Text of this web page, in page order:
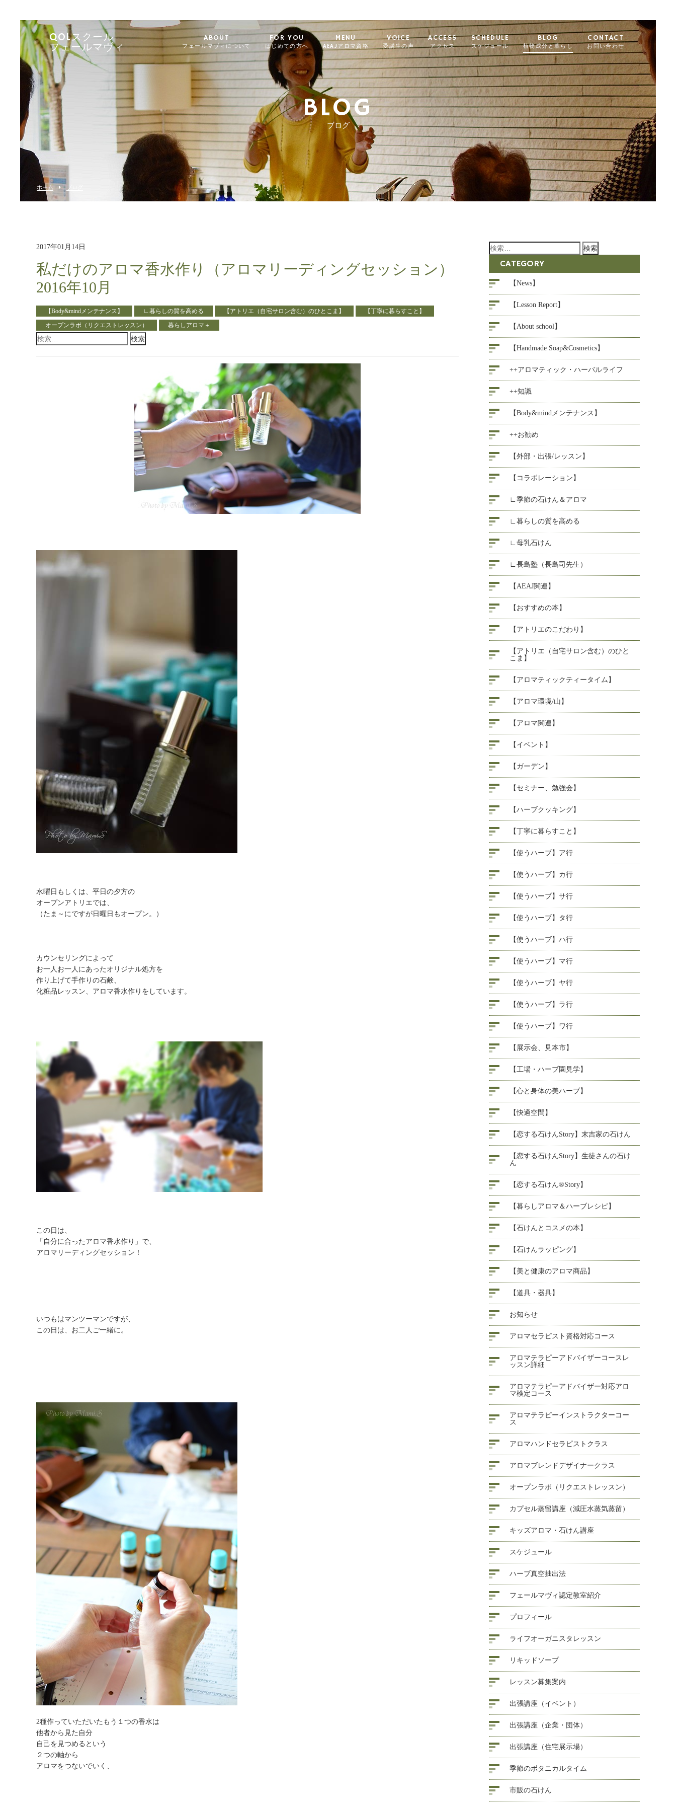
QOLスクール
フェールマヴィ
ABOUT
フェールマヴィについて
FOR YOU
はじめての方へ
MENU
AEAJアロマ資格
VOICE
受講生の声
ACCESS
アクセス
SCHEDULE
スケジュール
BLOG
植物成分と暮らし
CONTACT
お問い合わせ
BLOG
ブログ
ホーム ブログ
2017年01月14日
私だけのアロマ香水作り（アロマリーディングセッション）
2016年10月
【Body&mindメンテナンス】 ∟暮らしの質を高める 【アトリエ（自宅サロン含む）のひとこま】
【丁寧に暮らすこと】
オープンラボ（リクエストレッスン）
暮らしアロマ＋
検
水曜日もしくは、平日の夕方の
オープンアトリエでは、
（たま～にですが日曜日もオープン。）
カウンセリングによって
お一人お一人にあったオリジナル処方を
作り上げて手作りの石鹸、
化粧品レッスン、アロマ香水作りをしています。
この日は、
「自分に合ったアロマ香水作り」で、
アロマリーディングセッション！
いつもはマンツーマンですが、
この日は、お二人ご一緒に。
2種作っていただいたもう１つの香水は
他者から見た自分
自己を見つめるという
２つの軸から
アロマをつないでいく、
検
CATEGORY
【News】
【Lesson Report】
【About school】
【Handmade Soap&Cosmetics】
++アロマティック・ハーバルライフ
++知識
【Body&mindメンテナンス】
++お勧め
【外部・出張/レッスン】
【コラボレーション】
∟季節の石けん＆アロマ
∟暮らしの質を高める
∟母乳石けん
∟長島塾（長島司先生）
【AEAJ関連】
【おすすめの本】
【アトリエのこだわり】
【アトリエ（自宅サロン含む）のひと
こま】
【アロマティックティータイム】
【アロマ環境/山】
【アロマ関連】
【イベント】
【ガーデン】
【セミナー、勉強会】
【ハーブクッキング】
【丁寧に暮らすこと】
【使うハーブ】ア行
【使うハーブ】カ行
【使うハーブ】サ行
【使うハーブ】タ行
【使うハーブ】ハ行
【使うハーブ】マ行
【使うハーブ】ヤ行
【使うハーブ】ラ行
【使うハーブ】ワ行
【展示会、見本市】
【工場・ハーブ園見学】
【心と身体の美ハーブ】
【快適空間】
【恋する石けんStory】末吉家の石けん
【恋する石けんStory】生徒さんの石け
ん
【恋する石けん®Story】
【暮らしアロマ＆ハーブレシピ】
【石けんとコスメの本】
【石けんラッピング】
【美と健康のアロマ商品】
【道具・器具】
お知らせ
アロマセラピスト資格対応コース
アロマテラピーアドバイザーコースレ
ッスン詳細
アロマテラピーアドバイザー対応アロ
マ検定コース
アロマテラピーインストラクターコー
ス
アロマハンドセラピストクラス
アロマブレンドデザイナークラス
オープンラボ（リクエストレッスン）
カプセル蒸留講座（減圧水蒸気蒸留）
キッズアロマ・石けん講座
スケジュール
ハーブ真空抽出法
フェールマヴィ認定教室紹介
プロフィール
ライフオーガニスタレッスン
リキッドソープ
レッスン募集案内
出張講座（イベント）
出張講座（企業・団体）
出張講座（住宅展示場）
季節のボタニカルタイム
市販の石けん